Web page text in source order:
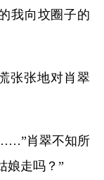
我向坟圈子的
张张地对肖翠
肖翠不知所
娘走吗？”